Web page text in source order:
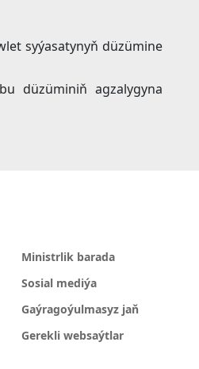
syýasatynyň düzümine
düzüminiň agzalygyna
Ministrlik barada
Sosial mediýa
Gaýragoýulmasyz jaň
Gerekli websaýtlar